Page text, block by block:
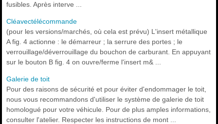
fusibles. Après interve ...
Cléavectélécommande
(pour les versions/marchés, où cela est prévu) L'insert métallique
A fig. 4 actionne : le démarreur ; la serrure des portes ; le
verrouillage/déverrouillage du bouchon de carburant. En appuyant
sur le bouton B fig. 4 on ouvre/ferme l'insert m& ...
Galerie de toit
Pour des raisons de sécurité et pour éviter d'endommager le toit,
nous vous recommandons d'utiliser le système de galerie de toit
homologué pour votre véhicule. Pour de plus amples informations,
consulter l'atelier. Respecter les instructions de mont ...